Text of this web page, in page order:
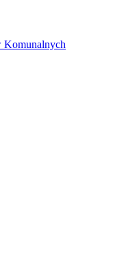
Komunalnych